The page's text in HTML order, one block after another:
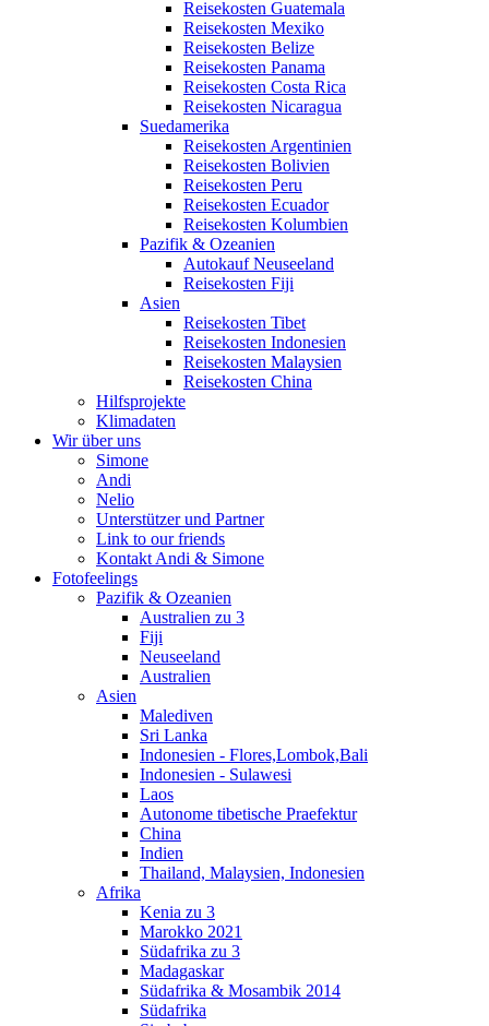
Reisekosten Guatemala
Reisekosten Mexiko
Reisekosten Belize
Reisekosten Panama
Reisekosten Costa Rica
Reisekosten Nicaragua
Suedamerika
Reisekosten Argentinien
Reisekosten Bolivien
Reisekosten Peru
Reisekosten Ecuador
Reisekosten Kolumbien
Pazifik & Ozeanien
Autokauf Neuseeland
Reisekosten Fiji
Asien
Reisekosten Tibet
Reisekosten Indonesien
Reisekosten Malaysien
Reisekosten China
Hilfsprojekte
Klimadaten
Wir über uns
Simone
Andi
Nelio
Unterstützer und Partner
Link to our friends
Kontakt Andi & Simone
Fotofeelings
Pazifik & Ozeanien
Australien zu 3
Fiji
Neuseeland
Australien
Asien
Malediven
Sri Lanka
Indonesien - Flores,Lombok,Bali
Indonesien - Sulawesi
Laos
Autonome tibetische Praefektur
China
Indien
Thailand, Malaysien, Indonesien
Afrika
Kenia zu 3
Marokko 2021
Südafrika zu 3
Madagaskar
Südafrika & Mosambik 2014
Südafrika